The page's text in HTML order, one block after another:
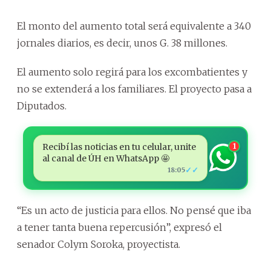
El monto del aumento total será equivalente a 340
jornales diarios, es decir, unos G. 38 millones.
El aumento solo regirá para los excombatientes y
no se extenderá a los familiares. El proyecto pasa a
Diputados.
Recibí las noticias en tu celular, unite
al canal de ÚH en WhatsApp 🤩
18:05✓✓
1
“Es un acto de justicia para ellos. No pensé que iba
a tener tanta buena repercusión”, expresó el
senador Colym Soroka, proyectista.